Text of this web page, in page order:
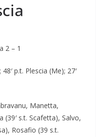
2 – 1
p.t. Plescia (Me); 27′
Manetta,
(39′ s.t. Scafetta), Salvo,
Rosafio (39 s.t.